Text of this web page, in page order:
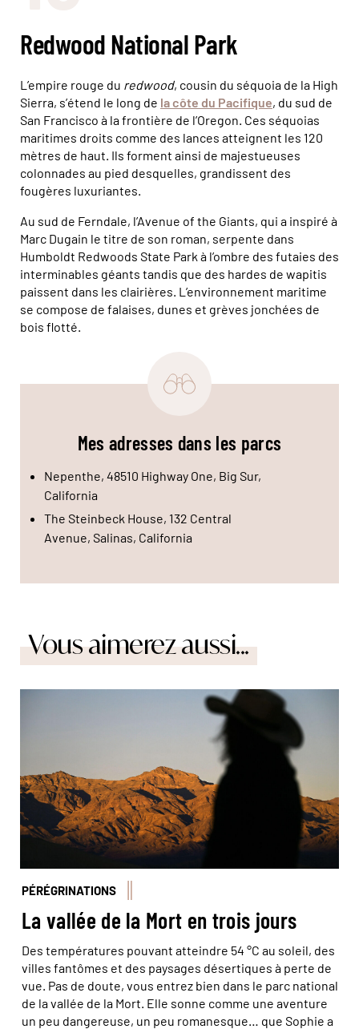
Redwood National Park
L’empire rouge du redwood, cousin du séquoia de la High
Sierra, s’étend le long de la côte du Pacifique, du sud de
San Francisco à la frontière de l’Oregon. Ces séquoias
maritimes droits comme des lances atteignent les 120
mètres de haut. Ils forment ainsi de majestueuses
colonnades au pied desquelles, grandissent des
fougères luxuriantes.
Au sud de Ferndale, l’Avenue of the Giants, qui a inspiré à
Marc Dugain le titre de son roman, serpente dans
Humboldt Redwoods State Park à l’ombre des futaies des
interminables géants tandis que des hardes de wapitis
paissent dans les clairières. L’environnement maritime
se compose de falaises, dunes et grèves jonchées de
bois flotté.
Mes adresses dans les parcs
Nepenthe, 48510 Highway One, Big Sur,
California
The Steinbeck House, 132 Central
Avenue, Salinas, California
Vous aimerez aussi...
PÉRÉGRINATIONS
La vallée de la Mort en trois jours
Des températures pouvant atteindre 54 °C au soleil, des
villes fantômes et des paysages désertiques à perte de
vue. Pas de doute, vous entrez bien dans le parc national
de la vallée de la Mort. Elle sonne comme une aventure
un peu dangereuse, un peu romanesque… que Sophie a